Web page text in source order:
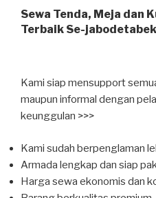
Sewa Tenda, Meja dan
Terbaik Se-jabodetabek
Kami siap mensupport
maupun informal dengan
keunggulan >>>
Kami sudah berpenglaman
Armada lengkap dan siap
Harga sewa ekonomis dan